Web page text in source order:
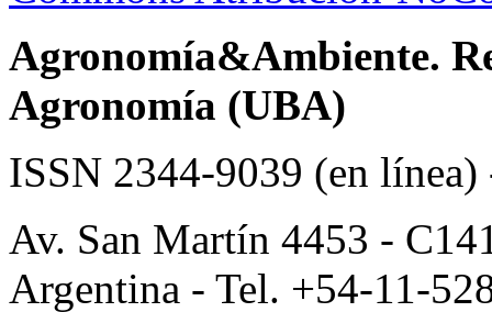
Agronomía&Ambiente.
Agronomía (UBA)
ISSN 2344-9039 (en
Av. San Martín 4453 -
Argentina - Tel. +54-11-